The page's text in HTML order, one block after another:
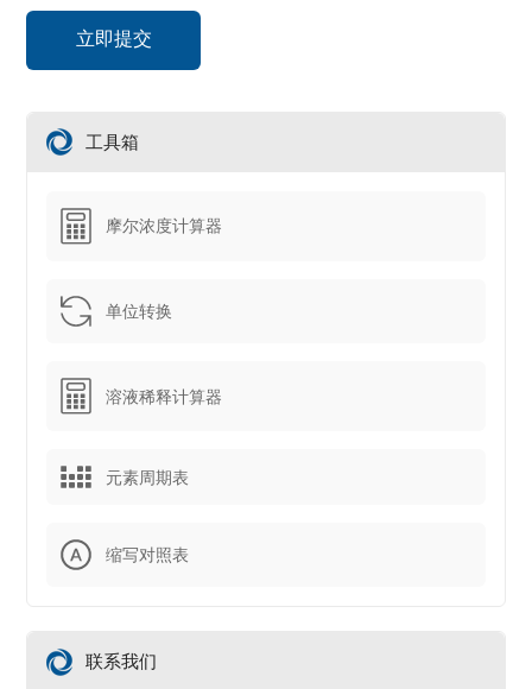
工具箱
摩尔浓度计算器
单位转换
溶液稀释计算器
元素周期表
缩写对照表
联系我们